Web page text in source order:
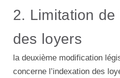
2. Limitation de
des loyers
la deuxième modification
concerne l’indexation des